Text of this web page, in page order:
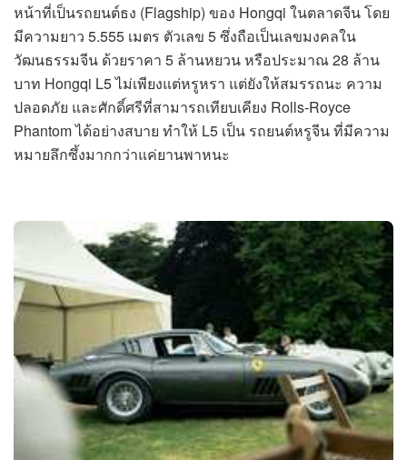
หน้าที่เป็นรถยนต์ธง (Flagship) ของ Hongqi ในตลาดจีน โดย
มีความยาว 5.555 เมตร ตัวเลข 5 ซึ่งถือเป็นเลขมงคลใน
วัฒนธรรมจีน ด้วยราคา 5 ล้านหยวน หรือประมาณ 28 ล้าน
บาท Hongqi L5 ไม่เพียงแต่หรูหรา แต่ยังให้สมรรถนะ ความ
ปลอดภัย และศักดิ์ศรีที่สามารถเทียบเคียง Rolls-Royce
Phantom ได้อย่างสบาย ทำให้ L5 เป็น รถยนต์หรูจีน ที่มีความ
หมายลึกซึ้งมากกว่าแค่ยานพาหนะ